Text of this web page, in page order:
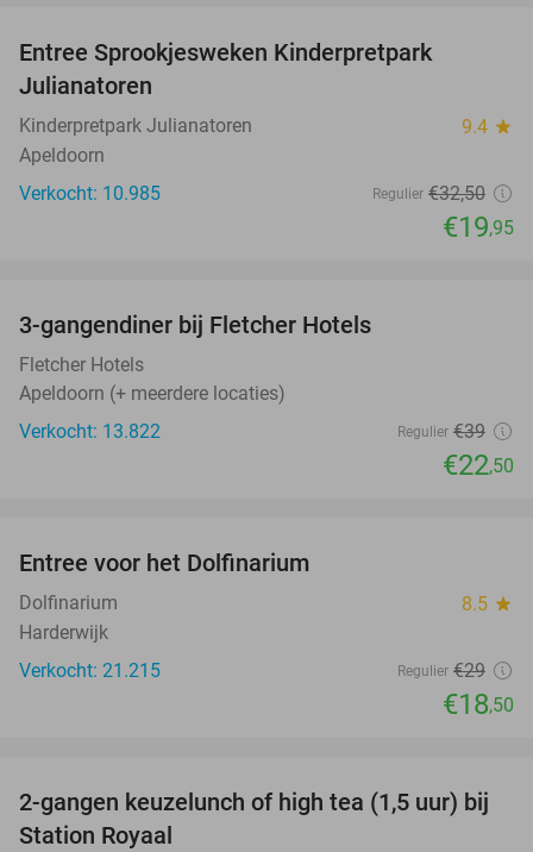
Entree Sprookjesweken Kinderpretpark
Julianatoren
Kinderpretpark Julianatoren 9.4 star
Apeldoorn
Verkocht: 10.985
Regulier €32,50
€19,95
3-gangendiner bij Fletcher Hotels
Fletcher Hotels
Apeldoorn (+ meerdere locaties)
Verkocht: 13.822
Regulier €39
€22,50
Entree voor het Dolfinarium
Dolfinarium 8.5 star
Harderwijk
Verkocht: 21.215
Regulier €29
€18,50
44%
2-gangen keuzelunch of high tea (1,5 uur) bij
Station Royaal